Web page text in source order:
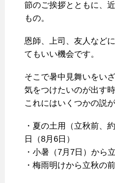
節のご挨拶とともに、
もの。
恩師、上司、友人など
てもいい機会です。
そこで暑中見舞いをい
気をつけたいのが出す時
これにはいくつかの説が
・夏の土用（立秋前、
日（8月6日）
・小暑（7月7日）から
・梅雨明けから立秋の